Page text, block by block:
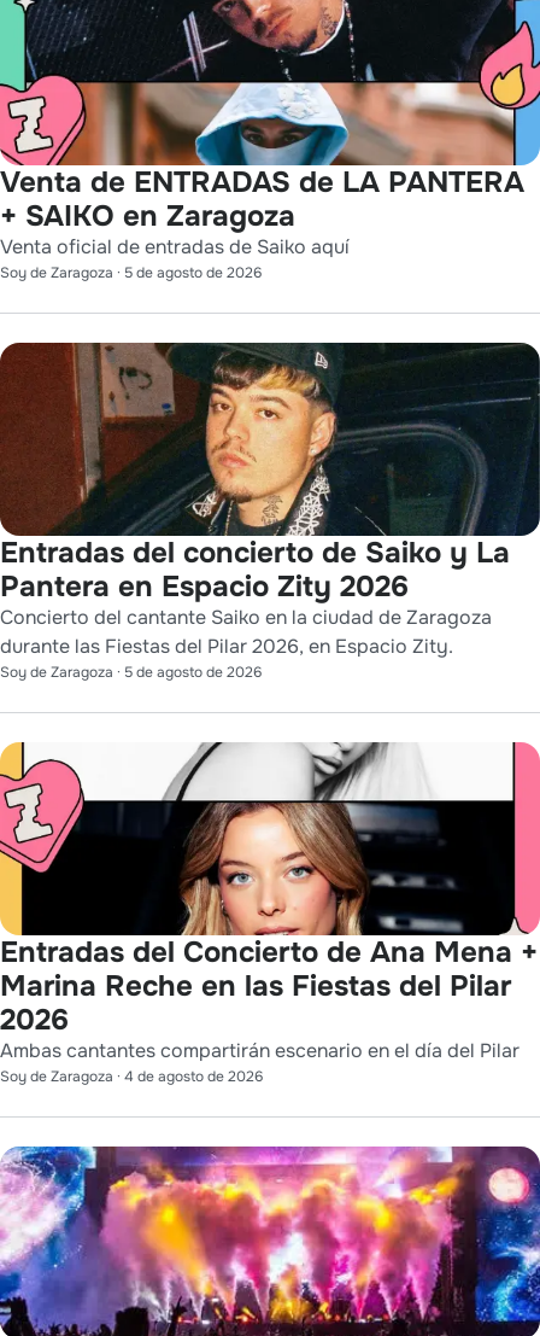
Venta de ENTRADAS de LA PANTERA
+ SAIKO en Zaragoza
Venta oficial de entradas de Saiko aquí
Soy de Zaragoza · 5 de agosto de 2026
Entradas del concierto de Saiko y La
Pantera en Espacio Zity 2026
Concierto del cantante Saiko en la ciudad de Zaragoza
durante las Fiestas del Pilar 2026, en Espacio Zity.
Soy de Zaragoza · 5 de agosto de 2026
Entradas del Concierto de Ana Mena +
Marina Reche en las Fiestas del Pilar
2026
Ambas cantantes compartirán escenario en el día del Pilar
Soy de Zaragoza · 4 de agosto de 2026